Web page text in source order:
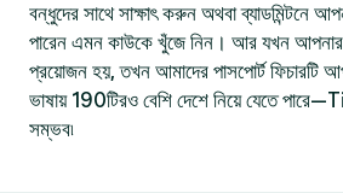
বন্ধুদের সাথে সাক্ষাৎ করুন অথবা ব্যাডমিন্টনে
পারেন এমন কাউকে খুঁজে নিন। আর যখন আপনার
প্রয়োজন হয়, তখন আমাদের পাসপোর্ট ফিচারটি
ভাষায় 190টিরও বেশি দেশে নিয়ে যেতে
সম্ভব৷